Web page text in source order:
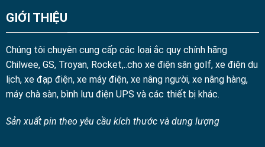
GIỚI THIỆU
Chúng tôi chuyên cung cấp các loại ắc quy chính hãng
Chilwee, GS, Troyan, Rocket,..cho xe điện sân golf, xe điện du
lịch, xe đạp điện, xe máy điện, xe nâng người, xe nâng hàng,
máy chà sàn, bình lưu điện UPS và các thiết bị khác.
Sản xuất pin theo yêu cầu kích thước và dung lượng